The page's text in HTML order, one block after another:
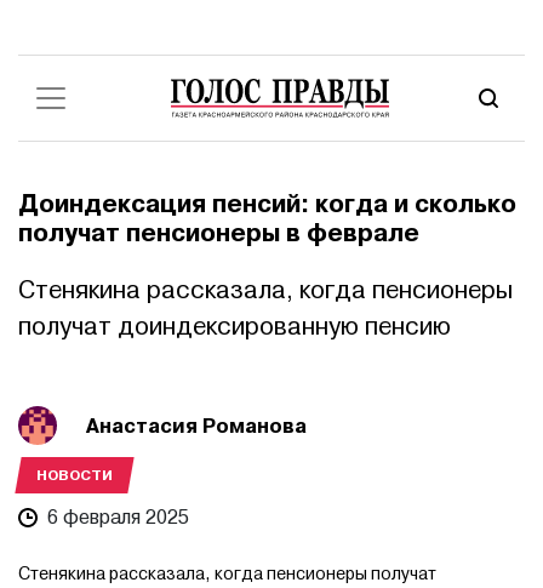
Доиндексация пенсий: когда и сколько
получат пенсионеры в феврале
Стенякина рассказала, когда пенсионеры
получат доиндексированную пенсию
Анастасия Романова
НОВОСТИ
6 февраля 2025
Стенякина рассказала, когда пенсионеры получат